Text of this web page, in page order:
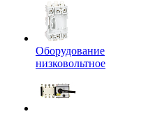
Оборудование
низковольтное